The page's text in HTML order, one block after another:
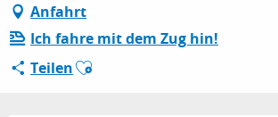
AUFENTHALT
Anfahrt
Ich fahre mit dem Zug hin!
TeilenAjouter aux favoris